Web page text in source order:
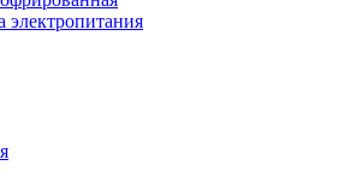
электропитания